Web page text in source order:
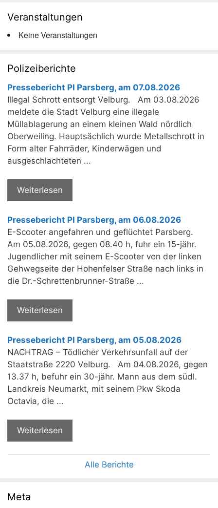
Veranstaltungen
Keine Veranstaltungen
Polizeiberichte
Pressebericht PI Parsberg, am 07.08.2026
Illegal Schrott entsorgt Velburg. Am 03.08.2026
meldete die Stadt Velburg eine illegale
Müllablagerung an einem kleinen Wald nördlich
Oberweiling. Hauptsächlich wurde Metallschrott in
Form alter Fahrräder, Kinderwägen und
ausgeschlachteten ...
Weiterlesen
Pressebericht PI Parsberg, am 06.08.2026
E-Scooter angefahren und geflüchtet Parsberg.
Am 05.08.2026, gegen 08.40 h, fuhr ein 15-jähr.
Jugendlicher mit seinem E-Scooter von der linken
Gehwegseite der Hohenfelser Straße nach links in
die Dr.-Schrettenbrunner-Straße ...
Weiterlesen
Pressebericht PI Parsberg, am 05.08.2026
NACHTRAG – Tödlicher Verkehrsunfall auf der
Staatstraße 2220 Velburg. Am 04.08.2026, gegen
13.37 h, befuhr ein 30-jähr. Mann aus dem südl.
Landkreis Neumarkt, mit seinem Pkw Skoda
Octavia, die ...
Weiterlesen
Alle Berichte
Meta